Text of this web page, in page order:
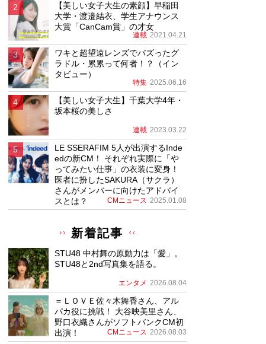
【美しい女子大生の素顔】早稲田
大学・渡邉結衣、学生アナウンス
大賞「CanCam賞」の才女
連載 2021.04.21
ワキと超望遠レンズでバズったグ
ラドル・累累って何者！？（イン
タビュー）
特集 2025.06.16
【美しい女子大生】千葉大学4年・
坂本桜の美しさ
連載 2023.03.22
LE SSERAFIM 5人が出演するInde
edの新CM！ それぞれ実際に「や
ってみたい仕事」の衣装に変身！
医者に扮したSAKURA（サクラ）
さんがメンバーに向けたアドバイ
スとは？
CMニュース 2025.01.08
新着記事
STU48 中村舞の原動力は「愛」。
STU48と2nd写真集を語る。
エンタメ 2026.08.04
＝ＬＯＶＥ佐々木舞香さん、アル
パカ役に挑戦！ 大谷映美里さん、
野口衣織さんがソフトバンクCM初
出演！
CMニュース 2026.08.03